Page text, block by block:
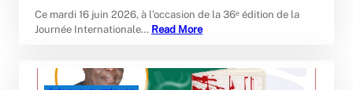
Ce mardi 16 juin 2026, à l’occasion de la 36ᵉ édition de la
Journée Internationale… Read More